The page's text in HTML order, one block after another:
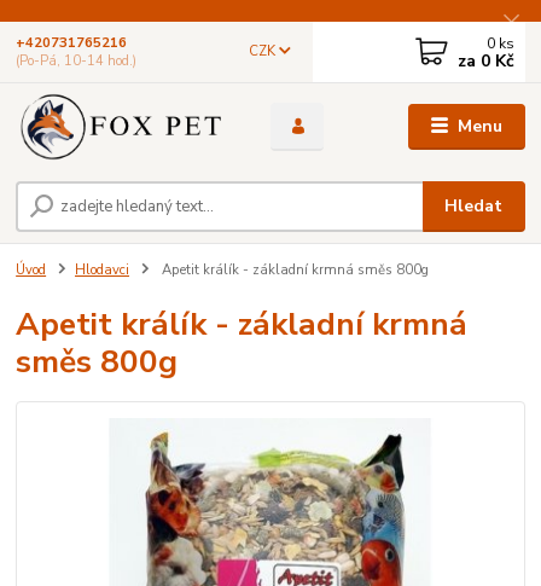
Menu
CZK
Hledat
+420731765216
(Po-Pá, 10-14 hod.)
0 ks
za 0 Kč
Úvod Hlodavci Apetit králík - základní krmná směs 800g
Apetit králík - základní krmná
směs 800g